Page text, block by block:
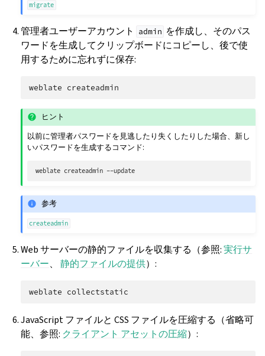
migrate
管理者ユーザーアカウント admin を作成し、そのパス
ワードを生成してクリップボードにコピーし、後で使
用するために忘れずに保存:
weblate
ヒント
以前に管理者パスワードを見逃したり失くしたりした場合、新し
いパスワードを生成するコマンド:
weblate createadmin
参考
createadmin
Web サーバーの静的ファイルを収集する（参照:実行サ
ーバー、静的ファイルの提供）:
weblate
JavaScript ファイルと CSS ファイルを圧縮する（省略可
能、参照: クライアント アセットの圧縮）: